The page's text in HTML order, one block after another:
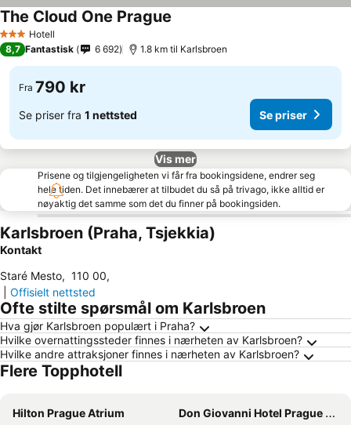
3 StjernerHotell
The Cloud One Prague
8,7 Fantastisk 6 692 1.8 km til Karlsbroen
Fra 790 kr
Se priser fra 1 nettsted Se priser
Vis mer
Prisene og tilgjengeligheten vi får fra bookingsidene, endrer seg
hele tiden. Det innebærer at tilbudet du så på trivago, ikke alltid er
nøyaktig det samme som det du finner på bookingsiden.
Karlsbroen (Praha, Tsjekkia)
Kontakt
Staré Mesto, 110 00,
Offisielt nettsted
Ofte stilte spørsmål om Karlsbroen
Hva gjør Karlsbroen populært i Praha?
Hvilke overnattingssteder finnes i nærheten av Karlsbroen?
Hvilke andre attraksjoner finnes i nærheten av Karlsbroen?
Flere Topphotell
Hilton Prague Atrium
Don Giovanni Hotel Prague - Great Hotels of The World